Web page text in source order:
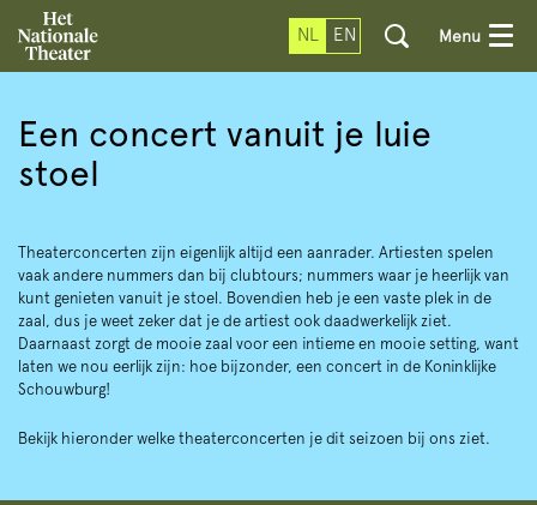
NL EN Menu
Een concert vanuit je luie
stoel
Theaterconcerten zijn eigenlijk altijd een aanrader. Artiesten spelen
vaak andere nummers dan bij clubtours; nummers waar je heerlijk van
kunt genieten vanuit je stoel. Bovendien heb je een vaste plek in de
zaal, dus je weet zeker dat je de artiest ook daadwerkelijk ziet.
Daarnaast zorgt de mooie zaal voor een intieme en mooie setting, want
laten we nou eerlijk zijn: hoe bijzonder, een concert in de Koninklijke
Schouwburg!
Bekijk hieronder welke theaterconcerten je dit seizoen bij ons ziet.